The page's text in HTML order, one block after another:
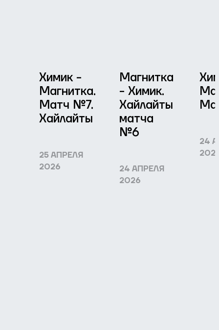
Химик -
Магнитка.
Матч №7.
Хайлайты
25 АПРЕЛЯ
2026
Магнитка
- Химик.
Хайлайты
матча
№6
24 АПРЕЛЯ
2026
24